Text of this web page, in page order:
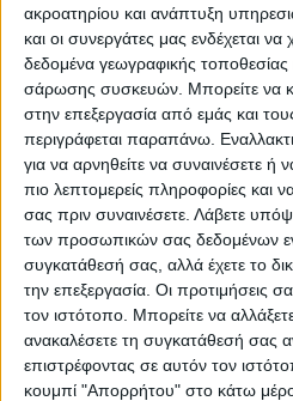
ακροατηρίου και ανάπτυξη
και οι συνεργάτες μας ενδέχεται
δεδομένα γεωγραφικής
σάρωσης συσκευών. Μπορείτε να
στην επεξεργασία από εμάς και
περιγράφεται παραπάνω.
για να αρνηθείτε να συναινέσετε
πιο λεπτομερείς πληροφορίες και
σας πριν συναινέσετε. Λάβετε
των προσωπικών σας δεδομένων
συγκατάθεσή σας, αλλά έχετε το
την επεξεργασία. Οι προτιμήσεις
τον ιστότοπο. Μπορείτε να
ανακαλέσετε τη συγκατάθεσή σας
επιστρέφοντας σε αυτόν τον
κουμπί "Απορρήτου" στο κάτω
προφόρτισης, η καινούρια
απόσταση από το έδαφος και
εργονομικές και μεγάλες
αναπτύξει νέο τρόπο
να μην επηρεάζεται η
αναβάτη στις ψηλές
πλαίσιο δύο δοκών
αυτού της ST με επιμέρους
των 43 χιλιοστών έχει νέα
είναι επανασχεδιασμένο, το
79, 5 χιλιοστά μεγαλύτερο
μεταξόνιο στα 1537 χιλιοστά
“κέντημα” των σχεδιαστών
από την πίσω ζάντα, ενώ τα
τοποθέτησης είναι τα